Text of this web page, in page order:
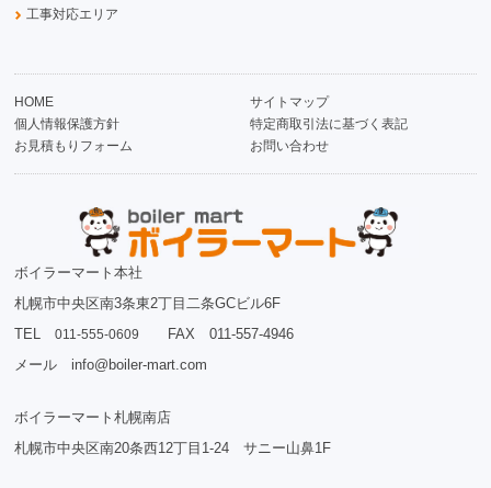
工事対応エリア
HOME
サイトマップ
個人情報保護方針
特定商取引法に基づく表記
お見積もりフォーム
お問い合わせ
ボイラーマート本社
札幌市中央区南3条東2丁目二条GCビル6F
TEL011-555-0609
FAX 011-557-4946
メール info@boiler-mart.com
ボイラーマート札幌南店
札幌市中央区南20条西12丁目1-24 サニー山鼻1F